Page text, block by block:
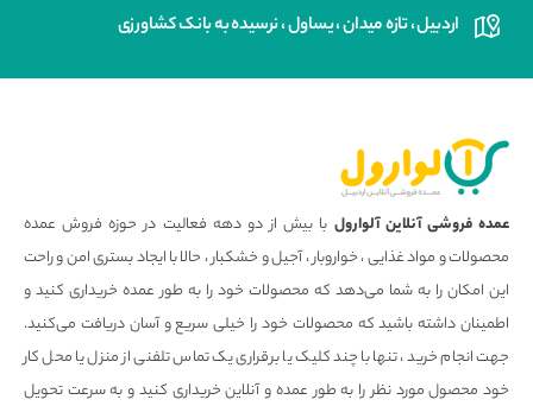
اردبیل ، تازه میدان ، یساول ، نرسیده به بانک کشاورزی
عمده فروشی آنلاین آلوارول با بیش از دو دهه فعالیت در حوزه فروش عمده
محصولات و مواد غذایی ، خواروبار ، آجیل و خشکبار ، حالا با ایجاد بستری امن و راحت
این امکان را به شما می‌دهد که محصولات خود را به طور عمده خریداری کنید و
اطمینان داشته باشید که محصولات خود را خیلی سریع و آسان دریافت می‌کنید.
جهت انجام خرید ، تنها با چند کلیک یا برقراری یک تماس تلفنی از منزل یا محل کار
خود محصول مورد نظر را به طور عمده و آنلاین خریداری کنید و به سرعت تحویل